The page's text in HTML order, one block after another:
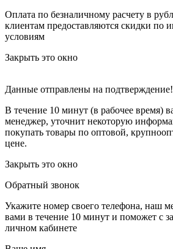
Оплата по безналичному расчету в
клиентам предоставляются скидки по
условиям
Закрыть это окно
Данные отправлены на подтверждение!
В течение 10 минут (в рабочее время)
менеджер, уточнит некоторую
покупать товары по оптовой,
цене.
Закрыть это окно
Обратный звонок
Укажите номер своего телефона, наш
вами в течение 10 минут и поможет с
личном кабинете